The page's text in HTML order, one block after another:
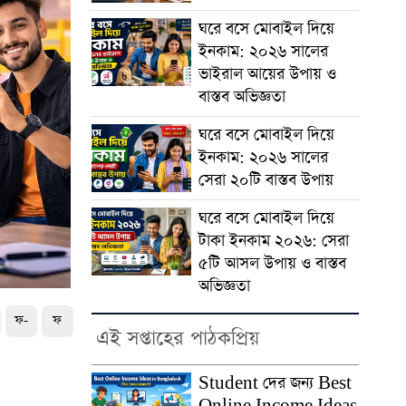
ফ- ফ
ঘরে বসে মোবাইল দিয়ে
ইনকাম: ২০২৬ সালের
ভাইরাল আয়ের উপায় ও
বাস্তব অভিজ্ঞতা
ঘরে বসে মোবাইল দিয়ে
ইনকাম: ২০২৬ সালের
সেরা ২০টি বাস্তব উপায়
ঘরে বসে মোবাইল দিয়ে
টাকা ইনকাম ২০২৬: সেরা
৫টি আসল উপায় ও বাস্তব
অভিজ্ঞতা
এই সপ্তাহের পাঠকপ্রিয়
Student দের জন্য Best